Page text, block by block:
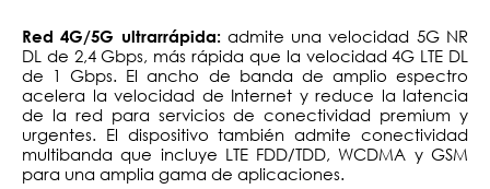
Red 4G/5G ultrarrápida: admite una velocidad 5G NR
DL de 2,4 Gbps, más rápida que la velocidad 4G LTE DL
de 1 Gbps. El ancho de banda de amplio espectro
acelera la velocidad de Internet y reduce la latencia
de la red para servicios de conectividad premium y
urgentes. El dispositivo también admite conectividad
multibanda que incluye LTE FDD/TDD, WCDMA y GSM
para una amplia gama de aplicaciones.